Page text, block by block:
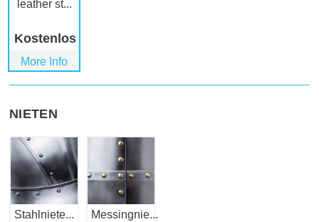
leather st...
Kostenlos
More Info
NIETEN
Stahlniete... Messingnie...